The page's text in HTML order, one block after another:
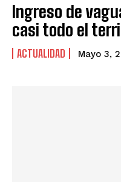
Ingreso de
casi todo el
ACTUALIDAD Mayo 3,